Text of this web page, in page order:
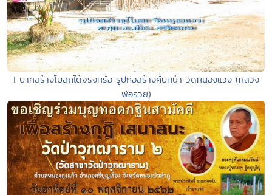
1 บาทสร้างโบสถได้จริงหรือ รูปก่อสร้างคืบหน้า วัดหนองแวง (หลวง
พ่อรวย)